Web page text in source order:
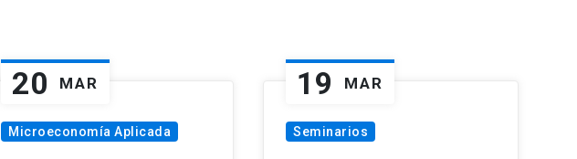
20 MAR
Microeconomía Aplicada
19 MAR
Seminarios